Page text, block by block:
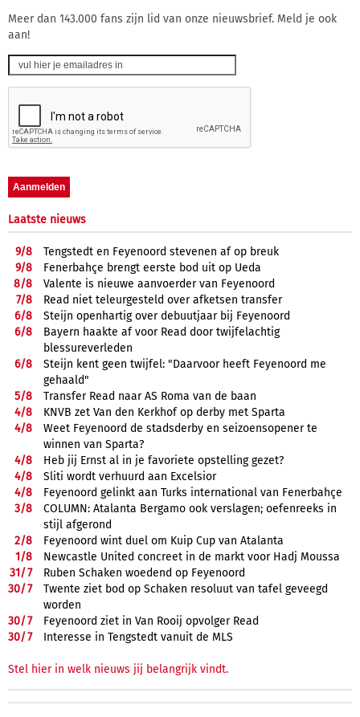
Meer dan 143.000 fans zijn lid van onze nieuwsbrief. Meld je ook
aan!
Laatste nieuws
9/8
Tengstedt en Feyenoord stevenen af op breuk
9/8
Fenerbahçe brengt eerste bod uit op Ueda
8/8
Valente is nieuwe aanvoerder van Feyenoord
7/8
Read niet teleurgesteld over afketsen transfer
6/8
Steijn openhartig over debuutjaar bij Feyenoord
6/8
Bayern haakte af voor Read door twijfelachtig
blessureverleden
6/8
Steijn kent geen twijfel: "Daarvoor heeft Feyenoord me
gehaald"
5/8
Transfer Read naar AS Roma van de baan
4/8
KNVB zet Van den Kerkhof op derby met Sparta
4/8
Weet Feyenoord de stadsderby en seizoensopener te
winnen van Sparta?
4/8
Heb jij Ernst al in je favoriete opstelling gezet?
4/8
Sliti wordt verhuurd aan Excelsior
4/8
Feyenoord gelinkt aan Turks international van Fenerbahçe
3/8
COLUMN: Atalanta Bergamo ook verslagen; oefenreeks in
stijl afgerond
2/8
Feyenoord wint duel om Kuip Cup van Atalanta
1/8
Newcastle United concreet in de markt voor Hadj Moussa
31/7
Ruben Schaken woedend op Feyenoord
30/7
Twente ziet bod op Schaken resoluut van tafel geveegd
worden
30/7
Feyenoord ziet in Van Rooij opvolger Read
30/7 Interesse in Tengstedt vanuit de MLS
Stel hier in welk nieuws jij belangrijk vindt.